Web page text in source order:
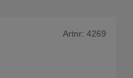
Artnr: 4269